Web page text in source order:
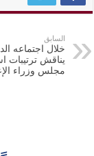
السابق
خلال اجتماعه
يناقش ترتيبات
مجلس وزراء